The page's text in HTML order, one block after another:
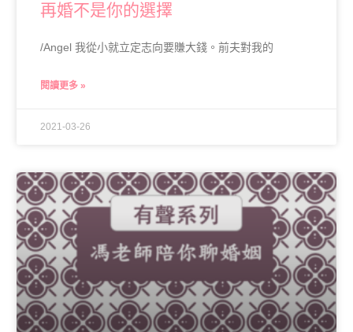
再婚不是你的選擇
/Angel 我從小就立定志向要賺大錢。前夫對我的
閱讀更多 »
2021-03-26